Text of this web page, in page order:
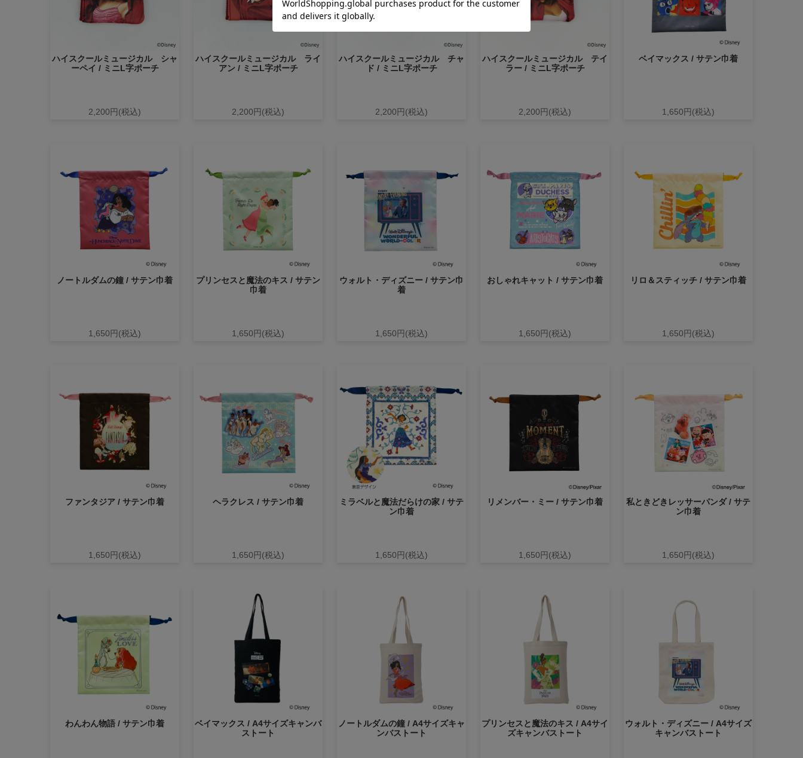
ハイスクールミュージカル シャ
ーペイ / ミニL字ポーチ
2,200円(税込)
ハイスクールミュージカル ライ
アン / ミニL字ポーチ
2,200円(税込)
ハイスクールミュージカル チャ
ド / ミニL字ポーチ
2,200円(税込)
ハイスクールミュージカル テイ
ラー / ミニL字ポーチ
2,200円(税込)
ベイマックス / サテン巾着
1,650円(税込)
ノートルダムの鐘 / サテン巾着
1,650円(税込)
プリンセスと魔法のキス / サテン
巾着
1,650円(税込)
ウォルト・ディズニー / サテン巾
着
1,650円(税込)
おしゃれキャット / サテン巾着
1,650円(税込)
リロ＆スティッチ / サテン巾着
1,650円(税込)
ファンタジア / サテン巾着
1,650円(税込)
ヘラクレス / サテン巾着
1,650円(税込)
ミラベルと魔法だらけの家 / サテ
ン巾着
1,650円(税込)
リメンバー・ミー / サテン巾着
1,650円(税込)
私ときどきレッサーパンダ / サテ
ン巾着
1,650円(税込)
わんわん物語 / サテン巾着
ベイマックス / A4サイズキャンバ
ストート
ノートルダムの鐘 / A4サイズキャ
ンバストート
プリンセスと魔法のキス / A4サイ
ズキャンバストート
ウォルト・ディズニー / A4サイズ
キャンバストート